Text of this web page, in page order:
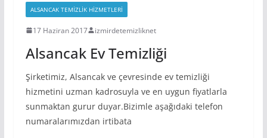
ALSANCAK TEMIZLIK HIZMETLERI
17 Haziran 2017 izmirdetemizliknet
Alsancak Ev Temizliği
Şirketimiz, Alsancak ve çevresinde ev temizliği
hizmetini uzman kadrosuyla ve en uygun fiyatlarla
sunmaktan gurur duyar.Bizimle aşağıdaki telefon
numaralarımızdan irtibata